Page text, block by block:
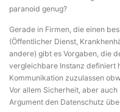
paranoid genug?
Gerade in Firmen, die einen
(Öffentlicher Dienst,
andere) gibt es Vorgaben, die
vergleichbare Instanz definiert
Kommunikation zuzulassen
Vor allem Sicherheit, aber
Argument den Datenschutz